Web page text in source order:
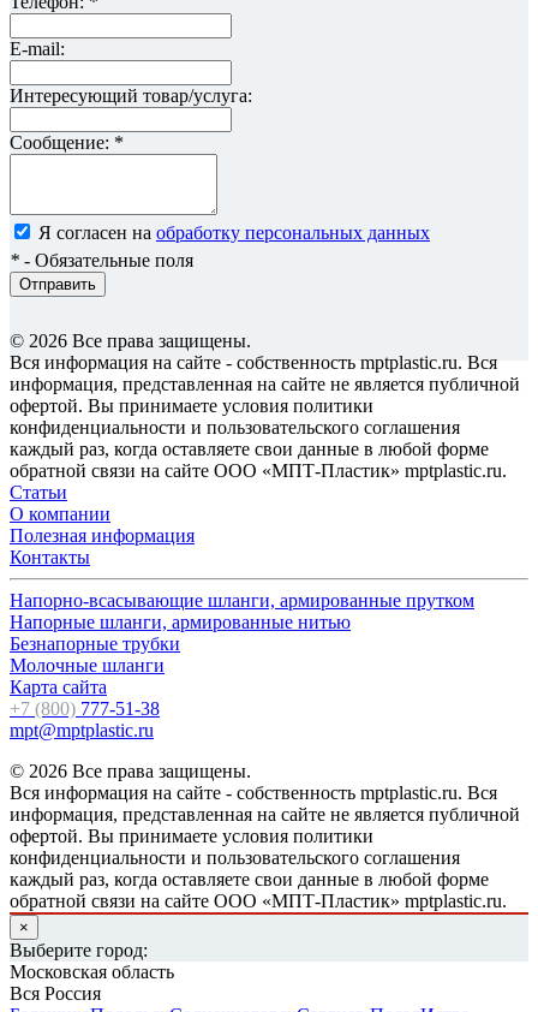
E-mail:
Интересующий товар/услуга:
Сообщение: *
Я согласен на обработку персональных данных
* - Обязательные поля
Отправить
© 2026 Все права защищены.
Вся информация на сайте - собственность mptplastic.ru. Вся
информация, представленная на сайте не является публичной
офертой. Вы принимаете условия политики
конфиденциальности и пользовательского соглашения
каждый раз, когда оставляете свои данные в любой форме
обратной связи на сайте ООО «МПТ-Пластик» mptplastic.ru.
Статьи
О компании
Полезная информация
Контакты
Напорно-всасывающие шланги, армированные прутком
Напорные шланги, армированные нитью
Безнапорные трубки
Молочные шланги
Карта сайта
+7 (800) 777-51-38
mpt@mptplastic.ru
© 2026 Все права защищены.
Вся информация на сайте - собственность mptplastic.ru. Вся
информация, представленная на сайте не является публичной
офертой. Вы принимаете условия политики
конфиденциальности и пользовательского соглашения
каждый раз, когда оставляете свои данные в любой форме
обратной связи на сайте ООО «МПТ-Пластик» mptplastic.ru.
×
Выберите город:
Московская область
Вся Россия